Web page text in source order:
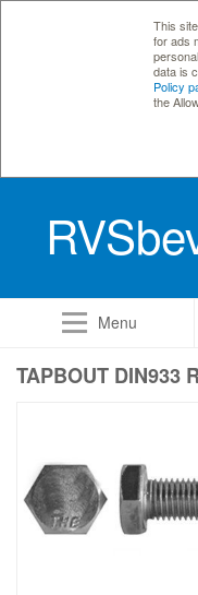
This
for ads
data is
Policy
the
Menu
TAPBOUT DIN933